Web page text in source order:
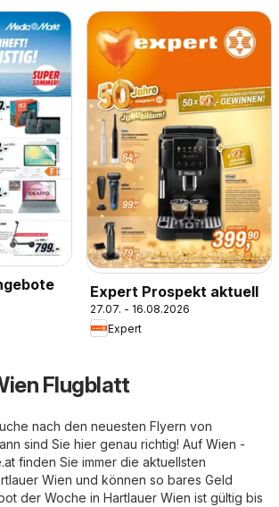
Expert Prospekt aktuell
27.07. - 16.08.2026
Expert
Flugblatt
nach den neuesten Flyern von
sind Sie hier genau richtig! Auf Wien -
finden Sie immer die aktuellsten
Wien und können so bares Geld
der Woche in Hartlauer Wien ist gültig bis